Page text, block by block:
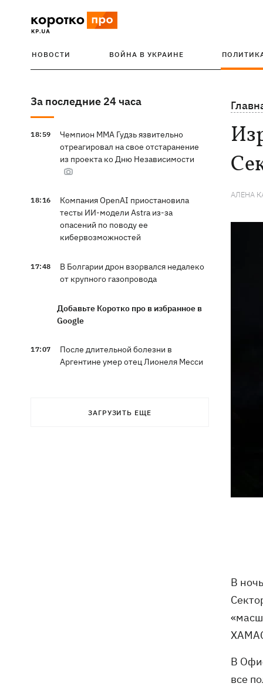
НОВОСТИ ВОЙНА В УКРАИНЕ
За последние 24 часа
18:59
Чемпион ММА Гудзь язвительно
отреагировал на свое отстаранение
из проекта ко Дню Независимости
18:16
Компания OpenAI приостановила
тесты ИИ-модели Astra из-за
опасений по поводу ее
кибервозможностей
17:48
В Болгарии дрон взорвался недалеко
от крупного газопровода
Добавьте Коротко про в избранное в
Google
17:07
После длительной болезни в
Аргентине умер отец Лионеля Месси
ЗАГРУЗИТЬ ЕЩЕ
АЛЕНА
В
В
все